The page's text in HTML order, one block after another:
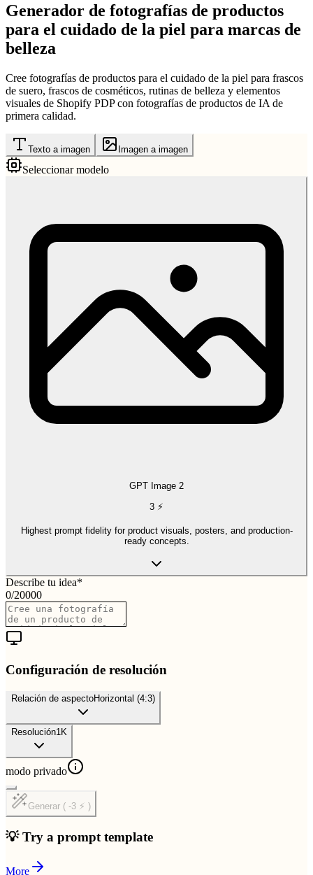
Generador de fotografías de productos
para el cuidado de la piel para marcas de
belleza
Cree fotografías de productos para el cuidado de la piel para frascos
de suero, frascos de cosméticos, rutinas de belleza y elementos
visuales de Shopify PDP con fotografías de productos de IA de
primera calidad.
Texto a imagen Imagen a imagen
Seleccionar modelo
GPT Image 2
3 ⚡
Highest prompt fidelity for product visuals, posters, and production-
ready concepts.
Describe tu idea*
0/20000
Configuración de resolución
Relación de aspectoHorizontal (4:3)
Resolución1K
modo privado
Generar ( -3 ⚡ )
💡 Try a prompt template
More